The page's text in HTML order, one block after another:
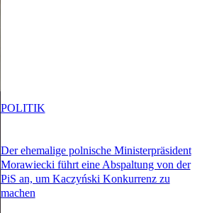
Der ehemalige polnische Ministerpräsident
Morawiecki führt eine Abspaltung von der
PiS an, um Kaczyński Konkurrenz zu
machen
POLITIK